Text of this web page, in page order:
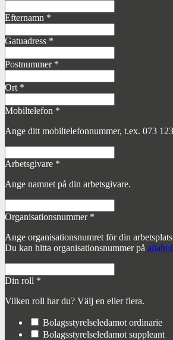
Efternamn *
Gatuadress *
Postnummer *
Ort *
Mobiltelefon *
Ange ditt mobiltelefonnummer, t.ex. 073
Arbetsgivare *
Ange namnet på din arbetsgivare.
Organisationsnummer *
Ange organisationsnumret för din
Du kan hitta organisationsnummer på
Din roll *
Vilken roll har du? Välj en eller flera.
Bolagsstyrelseledamot ordinarie
Bolagsstyrelseledamot suppleant